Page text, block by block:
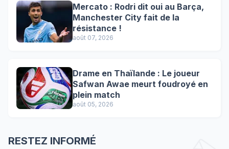
Mercato : Rodri dit oui au Barça,
Manchester City fait de la
résistance !
août 07, 2026
Drame en Thaïlande : Le joueur
Safwan Awae meurt foudroyé en
plein match
août 05, 2026
RESTEZ INFORMÉ